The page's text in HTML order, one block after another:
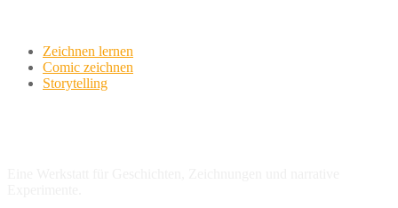
Zeichnen lernen
Comic zeichnen
Storytelling